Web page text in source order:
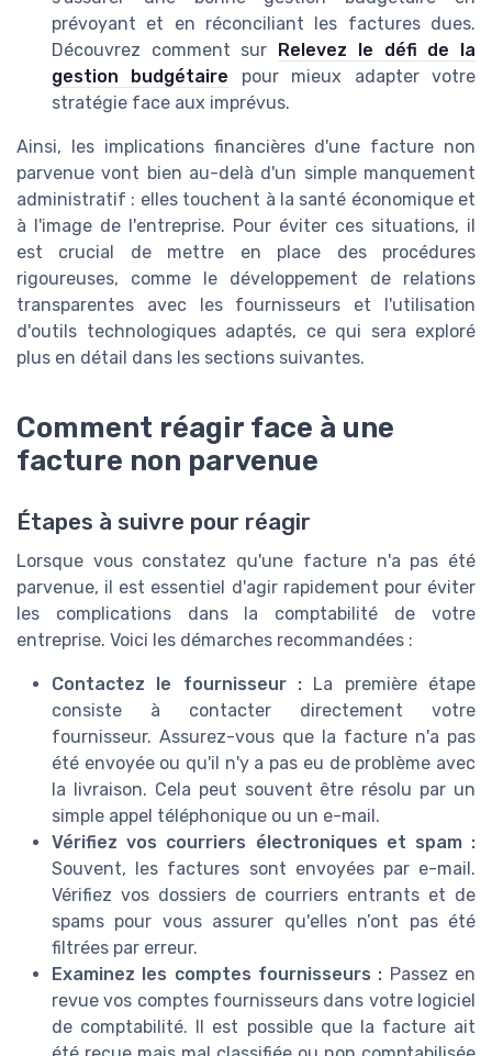
prévoyant et en réconciliant les factures dues.
Découvrez comment sur Relevez le défi de la
gestion budgétaire pour mieux adapter votre
stratégie face aux imprévus.
Ainsi, les implications financières d'une facture non
parvenue vont bien au-delà d'un simple manquement
administratif : elles touchent à la santé économique et
à l'image de l'entreprise. Pour éviter ces situations, il
est crucial de mettre en place des procédures
rigoureuses, comme le développement de relations
transparentes avec les fournisseurs et l'utilisation
d'outils technologiques adaptés, ce qui sera exploré
plus en détail dans les sections suivantes.
Comment réagir face à une
facture non parvenue
Étapes à suivre pour réagir
Lorsque vous constatez qu'une facture n'a pas été
parvenue, il est essentiel d'agir rapidement pour éviter
les complications dans la comptabilité de votre
entreprise. Voici les démarches recommandées :
Contactez le fournisseur : La première étape
consiste à contacter directement votre
fournisseur. Assurez-vous que la facture n'a pas
été envoyée ou qu'il n'y a pas eu de problème avec
la livraison. Cela peut souvent être résolu par un
simple appel téléphonique ou un e-mail.
Vérifiez vos courriers électroniques et spam :
Souvent, les factures sont envoyées par e-mail.
Vérifiez vos dossiers de courriers entrants et de
spams pour vous assurer qu'elles n’ont pas été
filtrées par erreur.
Examinez les comptes fournisseurs : Passez en
revue vos comptes fournisseurs dans votre logiciel
de comptabilité. Il est possible que la facture ait